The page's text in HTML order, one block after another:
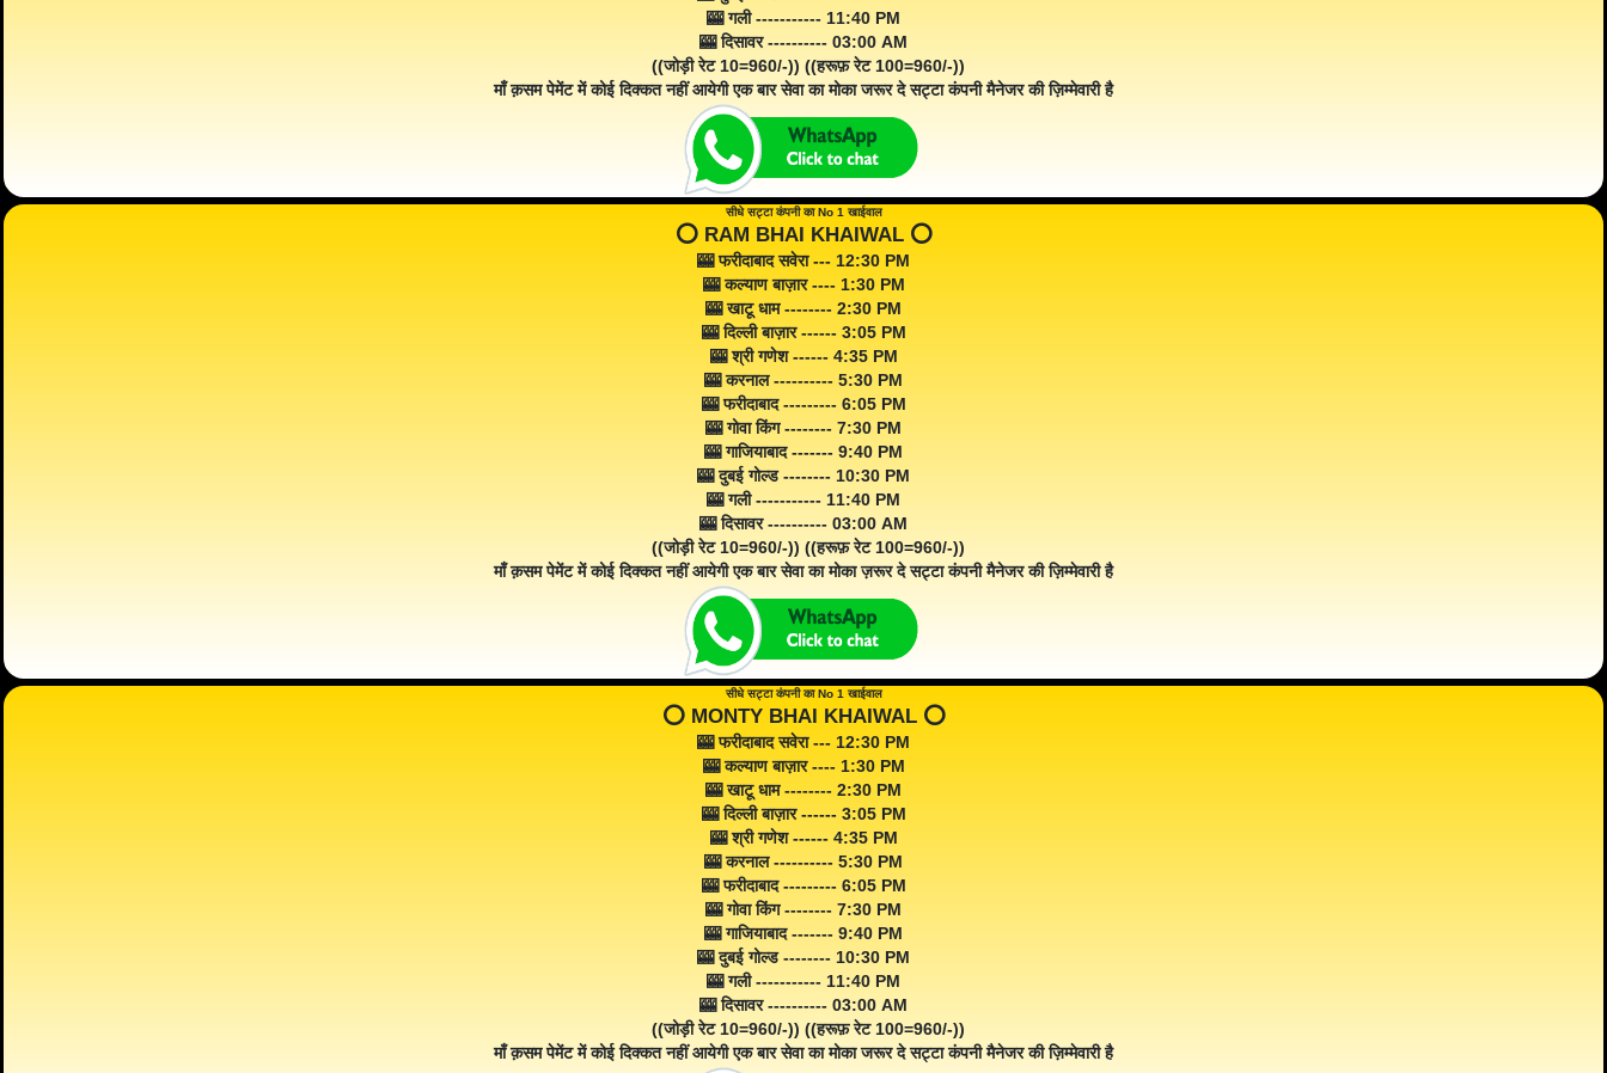
🎰 गली ----------- 11:40 PM
🎰 दिसावर ---------- 03:00 AM
((जोड़ी रेट 10=960/-)) ((हरूफ़ रेट 100=960/-))
माँ क़सम पेमेंट में कोई दिक्कत नहीं आयेगी एक बार सेवा का मोका जरूर दे सट्टा कंपनी मैनेजर की ज़िम्मेवारी है
सीधे सट्टा कंपनी का No 1 खाईवाल
⭕️ RAM BHAI KHAIWAL ⭕️
🎰 फरीदाबाद सवेरा --- 12:30 PM
🎰 कल्याण बाज़ार ---- 1:30 PM
🎰 खाटू धाम -------- 2:30 PM
🎰 दिल्ली बाज़ार ------ 3:05 PM
🎰 श्री गणेश ------ 4:35 PM
🎰 करनाल ---------- 5:30 PM
🎰 फरीदाबाद --------- 6:05 PM
🎰 गोवा किंग -------- 7:30 PM
🎰 गाजियाबाद ------- 9:40 PM
🎰 दुबई गोल्ड -------- 10:30 PM
🎰 गली ----------- 11:40 PM
🎰 दिसावर ---------- 03:00 AM
((जोड़ी रेट 10=960/-)) ((हरूफ़ रेट 100=960/-))
माँ क़सम पेमेंट में कोई दिक्कत नहीं आयेगी एक बार सेवा का मोका ज़रूर दे सट्टा कंपनी मैनेजर की ज़िम्मेवारी है
सीधे सट्टा कंपनी का No 1 खाईवाल
⭕️ MONTY BHAI KHAIWAL ⭕️
🎰 फरीदाबाद सवेरा --- 12:30 PM
🎰 कल्याण बाज़ार ---- 1:30 PM
🎰 खाटू धाम -------- 2:30 PM
🎰 दिल्ली बाज़ार ------ 3:05 PM
🎰 श्री गणेश ------ 4:35 PM
🎰 करनाल ---------- 5:30 PM
🎰 फरीदाबाद --------- 6:05 PM
🎰 गोवा किंग -------- 7:30 PM
🎰 गाजियाबाद ------- 9:40 PM
🎰 दुबई गोल्ड -------- 10:30 PM
🎰 गली ----------- 11:40 PM
🎰 दिसावर ---------- 03:00 AM
((जोड़ी रेट 10=960/-)) ((हरूफ़ रेट 100=960/-))
माँ क़सम पेमेंट में कोई दिक्कत नहीं आयेगी एक बार सेवा का मोका जरूर दे सट्टा कंपनी मैनेजर की ज़िम्मेवारी है